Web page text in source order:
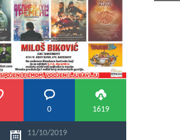
0 1619
11/10/2019